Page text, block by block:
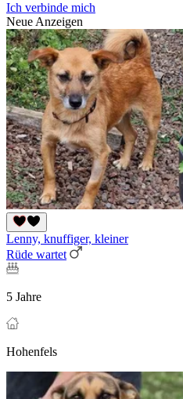
Ich verbinde mich
Neue Anzeigen
Lenny, knuffiger, kleiner
Rüde wartet
5 Jahre
Hohenfels